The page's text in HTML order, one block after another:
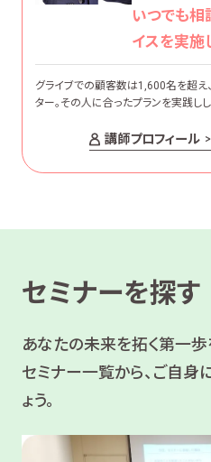
いつでも相
イスを実施
グライブでの顧客数は1,600名を超
ター。その人に合ったプランを実践し
講師プロフィール
セミナーを探す
あなたの未来を拓く第一歩
セミナー一覧から、ご自身
ょう。